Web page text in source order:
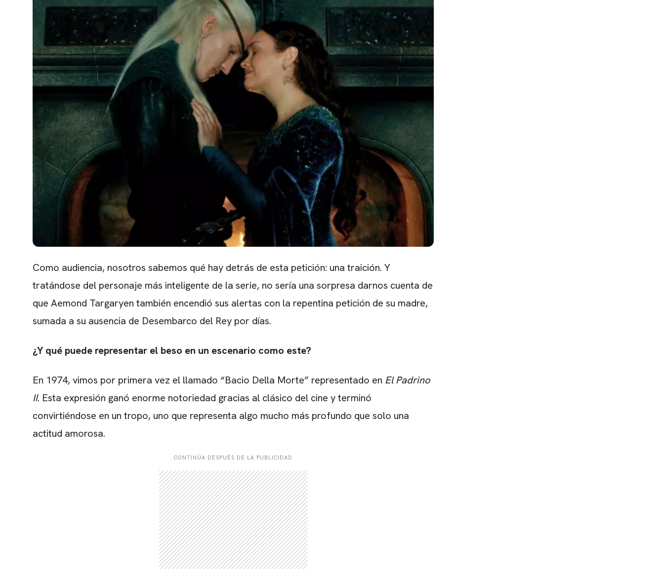
Como audiencia, nosotros sabemos qué hay detrás de esta petición: una traición. Y
tratándose del personaje más inteligente de la serie, no sería una sorpresa darnos cuenta de
que Aemond Targaryen también encendió sus alertas con la repentina petición de su madre,
sumada a su ausencia de Desembarco del Rey por días.
¿Y qué puede representar el beso en un escenario como este?
En 1974, vimos por primera vez el llamado “Bacio Della Morte” representado en El Padrino
II. Esta expresión ganó enorme notoriedad gracias al clásico del cine y terminó
convirtiéndose en un tropo, uno que representa algo mucho más profundo que solo una
actitud amorosa.
CONTINÚA DESPUÉS DE LA PUBLICIDAD